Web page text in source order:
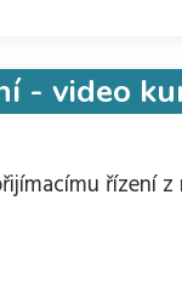
- video
řízení